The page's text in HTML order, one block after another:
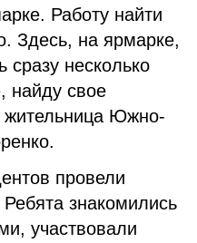
Работу найти
Здесь, на ярмарке,
сразу несколько
найду свое
Южно-
провели
знакомились
участвовали